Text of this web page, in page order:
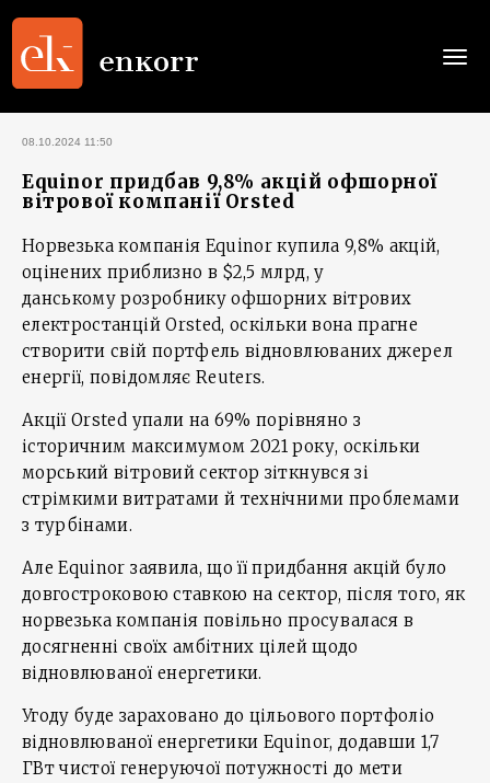
08.10.2024 11:50
Equinor придбав 9,8% акцій офшорної
вітрової компанії Orsted
Норвезька компанія Equinor купила 9,8% акцій,
оцінених приблизно в $2,5 млрд, у
данському розробнику офшорних вітрових
електростанцій Orsted, оскільки вона прагне
створити свій портфель відновлюваних джерел
енергії, повідомляє Reuters.
Акції Orsted упали на 69% порівняно з
історичним максимумом 2021 року, оскільки
морський вітровий сектор зіткнувся зі
стрімкими витратами й технічними проблемами
з турбінами.
Але Equinor заявила, що її придбання акцій було
довгостроковою ставкою на сектор, після того, як
норвезька компанія повільно просувалася в
досягненні своїх амбітних цілей щодо
відновлюваної енергетики.
Угоду буде зараховано до цільового портфоліо
відновлюваної енергетики Equinor, додавши 1,7
ГВт чистої генеруючої потужності до мети